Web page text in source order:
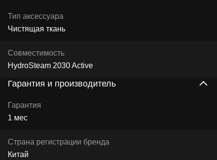
Тип аксессуара
Чистящая ткань
Совместимость
HydroSteam 2030 Active
Гарантия и производитель
Гарантия
1 мес
Страна регистрации бренда
Китай